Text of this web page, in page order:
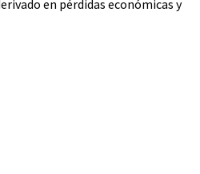
en pérdidas económicas y